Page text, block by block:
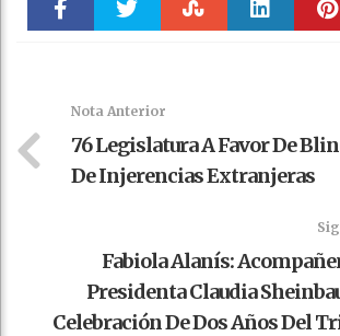
Nota Anterior
76 Legislatura A Favor De
De Injerencias Extranjeras
Fabiola Alanís:
Presidenta Claudia
Celebración De Dos Años Del